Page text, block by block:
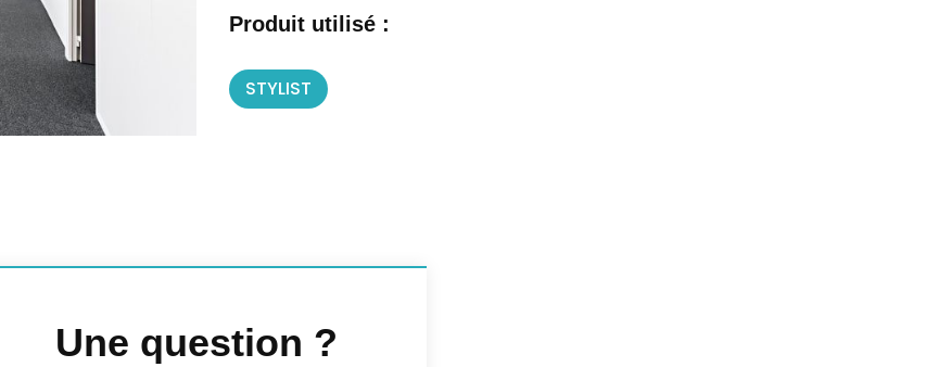
Produit utilisé :
STYLIST
Une question ?